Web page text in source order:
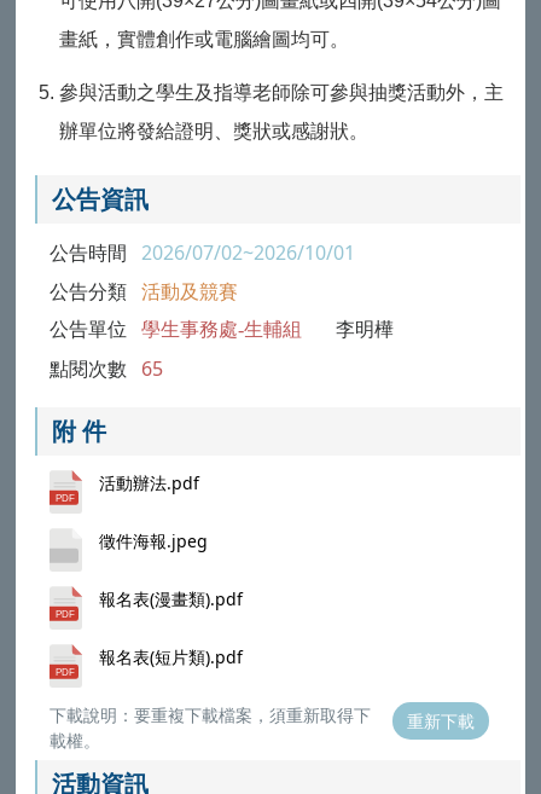
畫紙，實體創作或電腦繪圖均可。
參與活動之學生及指導老師除可參與抽獎活動外，主
辦單位將發給證明、獎狀或感謝狀。
公告資訊
公告時間 2026/07/02~2026/10/01
公告分類 活動及競賽
公告單位 學生事務處-生輔組 李明樺
點閱次數 65
附 件
活動辦法.pdf
徵件海報.jpeg
報名表(漫畫類).pdf
報名表(短片類).pdf
下載說明：要重複下載檔案，須重新取得下
載權。
重新下載
活動資訊